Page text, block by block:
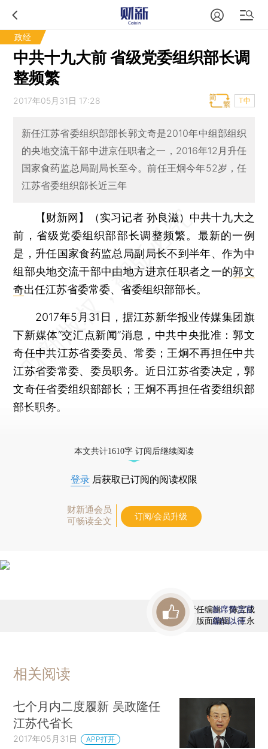
政经
中共十九大前 省级党委组织部长调
整频繁
2017年05月31日 17:28 T中
新任江苏省委组织部部长郭文奇是2010年中组部组织
的央地交流干部中进京任职者之一，2016年12月升任
国家食药监总局副局长至今。前任王炯今年52岁，任
江苏省委组织部长近三年
【财新网】（实习记者 孙良滋） 中共十九大之
前，省级党委组织部部长调整频繁。最新的一例
是，升任国家食药监总局副局长不到半年、作为中
组部央地交流干部中由地方进京任职者之一的郭文
奇出任江苏省委常委、省委组织部部长。
2017年5月31日，据江苏新华报业传媒集团旗
下新媒体“交汇点新闻”消息，中共中央批准：郭文
奇任中共江苏省委委员、常委；王炯不再担任中共
江苏省委常委、委员职务。近日江苏省委决定，郭
文奇任省委组织部部长；王炯不再担任省委组织部
部长职务。
本文共计1610字 订阅后继续阅读
登录 后获取已订阅的阅读权限
财新通会员
可畅读全文
订阅/会员升级
责任编辑：陈宝成
版面编辑：王永
首席赞赏官
虚位以待
相关阅读
七个月内二度履新 吴政隆任
江苏代省长
2017年05月31日 APP打开